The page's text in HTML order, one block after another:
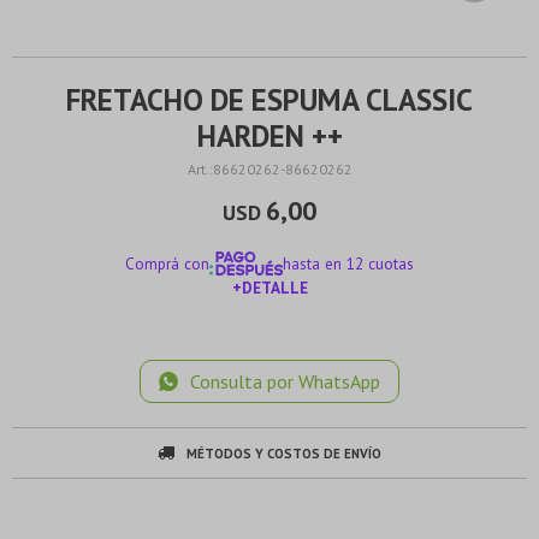
FRETACHO DE ESPUMA CLASSIC
HARDEN ++
86620262-86620262
USD 6,00
Comprá con
hasta en 12 cuotas
+DETALLE
Consulta por WhatsApp
MÉTODOS Y COSTOS DE ENVÍO